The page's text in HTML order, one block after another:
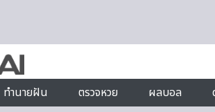
ทำนายฝัน ตรวจหวย ผลบอล